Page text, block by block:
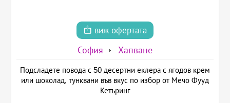
виж офертата
София Хапване
Подсладете повода с 50 десертни еклера с ягодов крем
или шоколад, тунквани във вкус по избор от Мечо Фууд
Кетъринг